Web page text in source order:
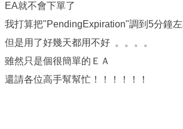
EA就不會下單了
我打算把"PendingExpiration"調到5分鐘
但是用了好幾天都用不好 。。。。
雖然只是個很簡單的ＥＡ
還請各位高手幫幫忙！！！！！！